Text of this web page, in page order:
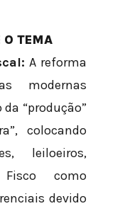
O TEMA
A reforma
modernas
“produção”
colocando
leiloeiros,
como
devido